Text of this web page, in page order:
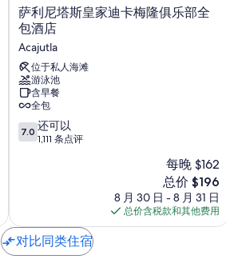
萨
利
尼
塔
斯
皇
家
迪
卡
梅
包
酒
店
萨利尼塔斯皇家迪卡梅隆俱乐部全
包酒店
Acajutla
位于私人海滩
游泳池
含早餐
全包
7.0
分，
以，
1,111
条
7.0 还可以
1,111 条点评
每晚 $162
新
价
格
$196
总价 $196
8 月 30 日 - 8 月 31 日
总价含税款和其他费用
对比同类住宿